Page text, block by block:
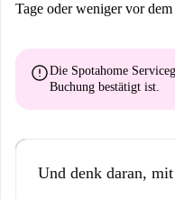
Tage oder weniger vor
errorDie Spotahome
Buchung bestätigt ist.
Und denk daran,